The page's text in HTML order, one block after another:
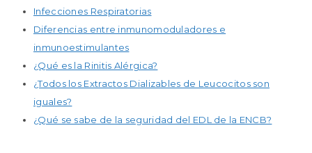
Infecciones Respiratorias
Diferencias entre inmunomoduladores e
inmunoestimulantes
¿Qué es la Rinitis Alérgica?
¿Todos los Extractos Dializables de Leucocitos son
iguales?
¿Qué se sabe de la seguridad del EDL de la ENCB?